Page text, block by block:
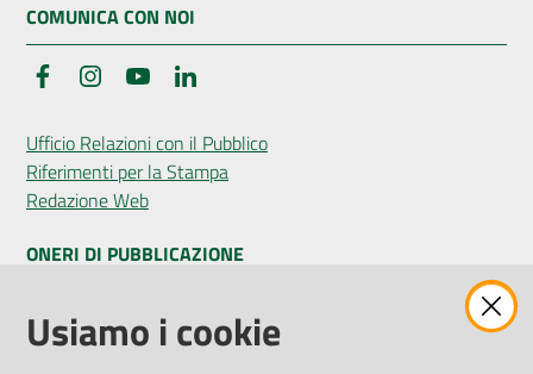
COMUNICA CON NOI
FacebookInstagramYouTube
Ufficio Relazioni con il Pubblico
Riferimenti per la Stampa
Redazione Web
ONERI DI PUBBLICAZIONE
Amministrazione Trasparente
Pubblicità legale
Usiamo i cookie